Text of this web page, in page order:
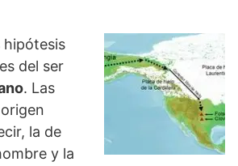
hipótesis
del ser
. Las
la de
y la